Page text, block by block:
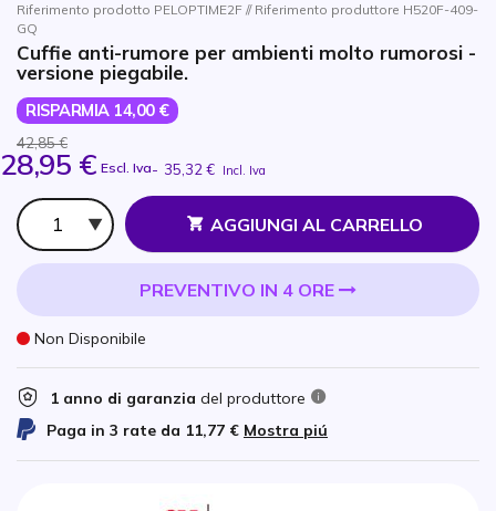
Riferimento prodotto PELOPTIME2F // Riferimento produttore H520F-409-
GQ
Cuffie anti-rumore per ambienti molto rumorosi -
versione piegabile.
RISPARMIA 14,00 €
42,85 €
28,95 € Escl. Iva- 35,32 € Incl. Iva
Qtà
AGGIUNGI AL CARRELLO
PREVENTIVO IN 4 ORE
Non Disponibile
1 anno di garanzia del produttore
Paga in 3 rate da 11,77 € Mostra piú